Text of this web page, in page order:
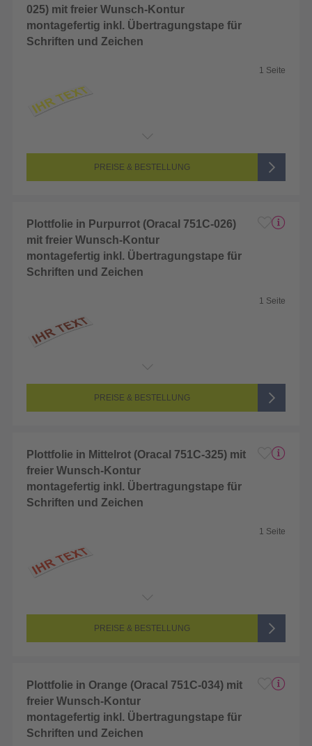
025) mit freier Wunsch-Kontur
montagefertig inkl. Übertragungstape für
Schriften und Zeichen
1 Seite
Seitenanzahl: 1-seitig (Unbedruckt)
UnbedrucktPREISE & BESTELLUNG
Plottfolie in Purpurrot (Oracal 751C-026)
mit freier Wunsch-Kontur
montagefertig inkl. Übertragungstape für
Schriften und Zeichen
1 Seite
Seitenanzahl: 1-seitig (Unbedruckt)
UnbedrucktPREISE & BESTELLUNG
Plottfolie in Mittelrot (Oracal 751C-325) mit
freier Wunsch-Kontur
montagefertig inkl. Übertragungstape für
Schriften und Zeichen
1 Seite
Seitenanzahl: 1-seitig (Unbedruckt)
UnbedrucktPREISE & BESTELLUNG
Plottfolie in Orange (Oracal 751C-034) mit
freier Wunsch-Kontur
montagefertig inkl. Übertragungstape für
Schriften und Zeichen